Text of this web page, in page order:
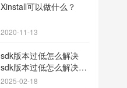
Xinstall可以做什么？
2020-11-13
sdk版本过低怎么解决
sdk版本过低怎么解决华
为
2025-02-18